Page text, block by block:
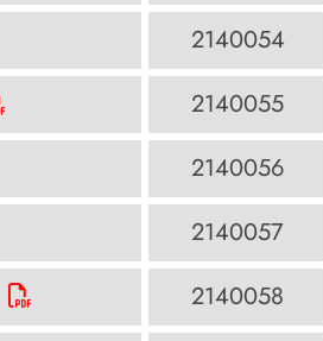
2140054
2140055
2140056
2140057
2140058